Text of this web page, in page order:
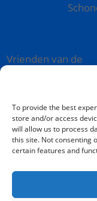
To provide the best
store and/or access
will allow us to process
this site. Not consenting
certain features and
Vrienden van de
©